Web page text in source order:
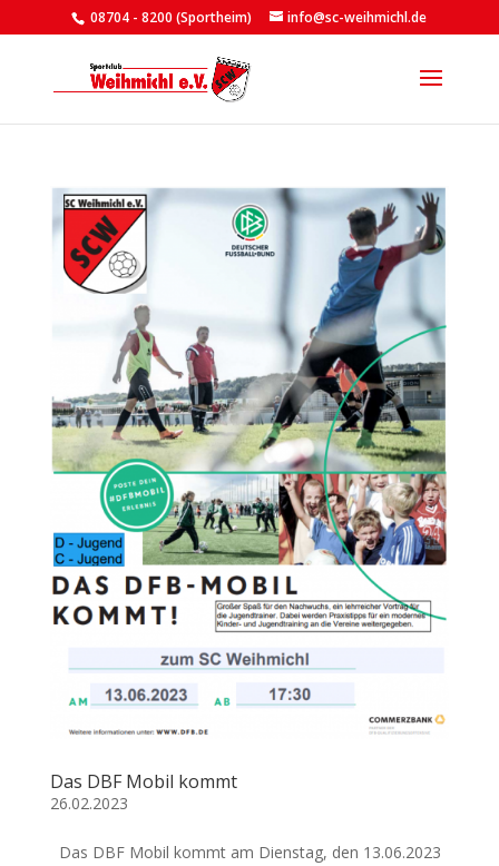
08704 - 8200 (Sportheim) info@sc-weihmichl.de
Das DBF Mobil kommt
26.02.2023
Das DBF Mobil kommt am Dienstag, den 13.06.2023